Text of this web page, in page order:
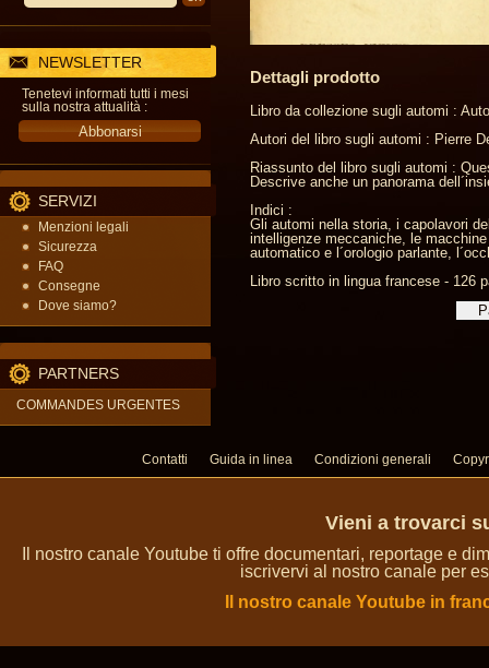
NEWSLETTER
Tenetevi informati tutti i mesi
sulla nostra attualità :
SERVIZI
Menzioni legali
Sicurezza
FAQ
Consegne
Dove siamo?
PARTNERS
COMMANDES URGENTES
Dettagli prodotto
Libro da collezione sugli automi :
Autori del libro sugli automi : Pierre
Riassunto del libro sugli automi :
Descrive anche un panorama
Indici :
Gli automi nella storia, i capolavori
intelligenze meccaniche, le
automatico e l´orologio parlante,
Libro scritto in lingua francese - 126
Contatti Guida in linea Condizioni generali
Vieni a trovarci
Il nostro canale Youtube ti offre documentari, reportage e
iscrivervi al nostro canale per
Il nostro canale Youtube in